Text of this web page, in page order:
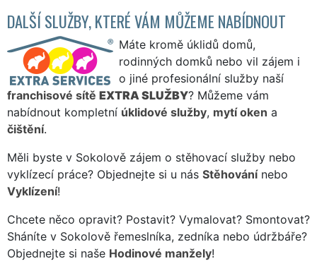
DALŠÍ SLUŽBY, KTERÉ VÁM MŮŽEME NABÍDNOUT
Máte kromě úklidů domů,
rodinných domků nebo vil zájem i
o jiné profesionální služby naší
franchisové sítě EXTRA SLUŽBY? Můžeme vám
nabídnout kompletní úklidové služby, mytí oken a
čištění.
Měli byste v Sokolově zájem o stěhovací služby nebo
vyklízecí práce? Objednejte si u nás Stěhovánínebo
Vyklízení!
Chcete něco opravit? Postavit? Vymalovat? Smontovat?
Sháníte v Sokolově řemeslníka, zedníka nebo údržbáře?
Objednejte si naše Hodinové manžely!